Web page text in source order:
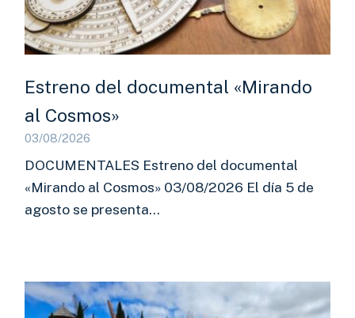
Estreno del documental «Mirando
al Cosmos»
03/08/2026
DOCUMENTALES Estreno del documental
«Mirando al Cosmos» 03/08/2026 El día 5 de
agosto se presenta…